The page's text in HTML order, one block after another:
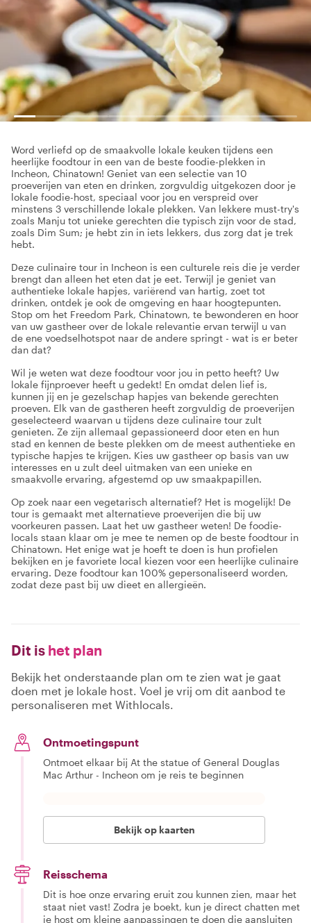
Word verliefd op de smaakvolle lokale keuken tijdens een
heerlijke foodtour in een van de beste foodie-plekken in
Incheon, Chinatown! Geniet van een selectie van 10
proeverijen van eten en drinken, zorgvuldig uitgekozen door je
lokale foodie-host, speciaal voor jou en verspreid over
minstens 3 verschillende lokale plekken. Van lekkere must-try's
zoals Manju tot unieke gerechten die typisch zijn voor de stad,
zoals Dim Sum; je hebt zin in iets lekkers, dus zorg dat je trek
hebt.
Deze culinaire tour in Incheon is een culturele reis die je verder
brengt dan alleen het eten dat je eet. Terwijl je geniet van
authentieke lokale hapjes, variërend van hartig, zoet tot
drinken, ontdek je ook de omgeving en haar hoogtepunten.
Stop om het Freedom Park, Chinatown, te bewonderen en hoor
van uw gastheer over de lokale relevantie ervan terwijl u van
de ene voedselhotspot naar de andere springt - wat is er beter
dan dat?
Wil je weten wat deze foodtour voor jou in petto heeft? Uw
lokale fijnproever heeft u gedekt! En omdat delen lief is,
kunnen jij en je gezelschap hapjes van bekende gerechten
proeven. Elk van de gastheren heeft zorgvuldig de proeverijen
geselecteerd waarvan u tijdens deze culinaire tour zult
genieten. Ze zijn allemaal gepassioneerd door eten en hun
stad en kennen de beste plekken om de meest authentieke en
typische hapjes te krijgen. Kies uw gastheer op basis van uw
interesses en u zult deel uitmaken van een unieke en
smaakvolle ervaring, afgestemd op uw smaakpapillen.
Op zoek naar een vegetarisch alternatief? Het is mogelijk! De
tour is gemaakt met alternatieve proeverijen die bij uw
voorkeuren passen. Laat het uw gastheer weten! De foodie-
locals staan klaar om je mee te nemen op de beste foodtour in
Chinatown. Het enige wat je hoeft te doen is hun profielen
bekijken en je favoriete local kiezen voor een heerlijke culinaire
ervaring. Deze foodtour kan 100% gepersonaliseerd worden,
zodat deze past bij uw dieet en allergieën.
Dit is het plan
Bekijk het onderstaande plan om te zien wat je gaat
doen met je lokale host. Voel je vrij om dit aanbod te
personaliseren met Withlocals.
Ontmoetingspunt
Ontmoet elkaar bij At the statue of General Douglas
Mac Arthur - Incheon om je reis te beginnen
Bekijk op kaarten
Reisschema
Dit is hoe onze ervaring eruit zou kunnen zien, maar het
staat niet vast! Zodra je boekt, kun je direct chatten met
je host om kleine aanpassingen te doen die aansluiten